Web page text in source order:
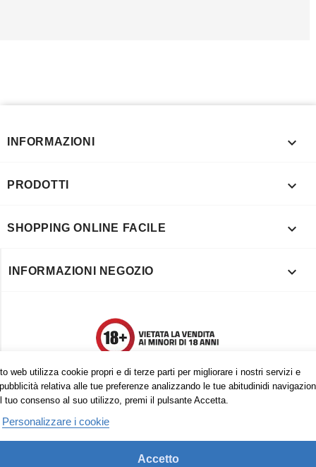
web utilizza cookie propri e di terze parti per migliorare i nostri servizi e
relativa alle tue preferenze analizzando le tue abitudinidi
tuo consenso al suo utilizzo, premi il pulsante Accetta.
Personalizzare i cookie
Accetto
INFORMAZIONI 
PRODOTTI 
SHOPPING ONLINE FACILE 
INFORMAZIONI NEGOZIO 
Trovaci anche su: